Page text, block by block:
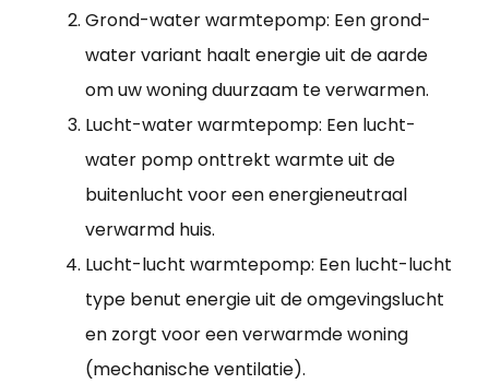
Grond-water warmtepomp: Een grond-
water variant haalt energie uit de aarde
om uw woning duurzaam te verwarmen.
Lucht-water warmtepomp: Een lucht-
water pomp onttrekt warmte uit de
buitenlucht voor een energieneutraal
verwarmd huis.
Lucht-lucht warmtepomp: Een lucht-lucht
type benut energie uit de omgevingslucht
en zorgt voor een verwarmde woning
(mechanische ventilatie).